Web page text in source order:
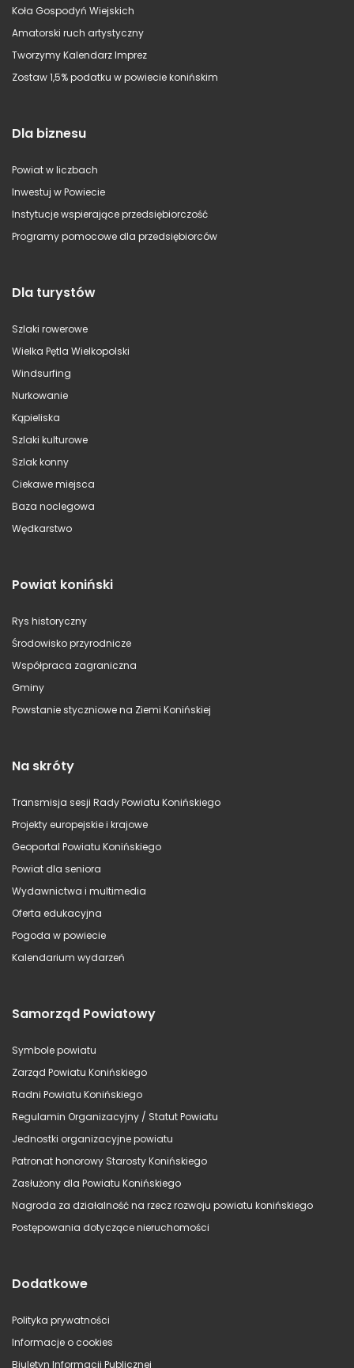
Koła Gospodyń Wiejskich
Amatorski ruch artystyczny
Tworzymy Kalendarz Imprez
Zostaw 1,5% podatku w powiecie konińskim
Dla biznesu
Powiat w liczbach
Inwestuj w Powiecie
Instytucje wspierające przedsiębiorczość
Programy pomocowe dla przedsiębiorców
Dla turystów
Szlaki rowerowe
Wielka Pętla Wielkopolski
Windsurfing
Nurkowanie
Kąpieliska
Szlaki kulturowe
Szlak konny
Ciekawe miejsca
Baza noclegowa
Wędkarstwo
Powiat koniński
Rys historyczny
Środowisko przyrodnicze
Współpraca zagraniczna
Gminy
Powstanie styczniowe na Ziemi Konińskiej
Na skróty
Transmisja sesji Rady Powiatu Konińskiego
Projekty europejskie i krajowe
Geoportal Powiatu Konińskiego
Powiat dla seniora
Wydawnictwa i multimedia
Oferta edukacyjna
Pogoda w powiecie
Kalendarium wydarzeń
Samorząd Powiatowy
Symbole powiatu
Zarząd Powiatu Konińskiego
Radni Powiatu Konińskiego
Regulamin Organizacyjny / Statut Powiatu
Jednostki organizacyjne powiatu
Patronat honorowy Starosty Konińskiego
Zasłużony dla Powiatu Konińskiego
Nagroda za działalność na rzecz rozwoju powiatu konińskiego
Postępowania dotyczące nieruchomości
Dodatkowe
Polityka prywatności
Informacje o cookies
Biuletyn Informacji Publicznej